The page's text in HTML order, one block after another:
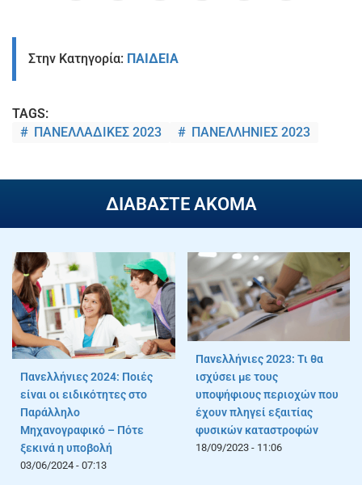
Στην Κατηγορία: ΠΑΙΔΕΙΑ
TAGS:
ΠΑΝΕΛΛΑΔΙΚΕΣ 2023
ΠΑΝΕΛΛΗΝΙΕΣ 2023
ΔΙΑΒΑΣΤΕ ΑΚΟΜΑ
Πανελλήνιες 2024: Ποιές
είναι οι ειδικότητες στο
Παράλληλο
Μηχανογραφικό – Πότε
ξεκινά η υποβολή
03/06/2024 - 07:13
Πανελλήνιες 2023: Τι θα
ισχύσει με τους
υποψήφιους περιοχών που
έχουν πληγεί εξαιτίας
φυσικών καταστροφών
18/09/2023 - 11:06